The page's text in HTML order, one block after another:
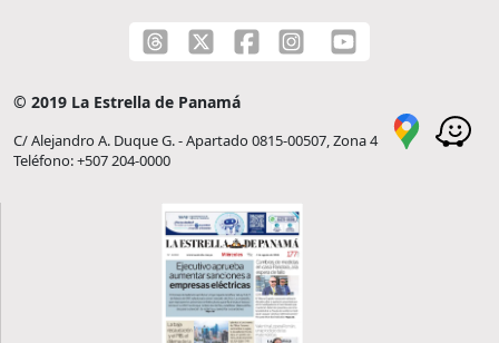
© 2019 La Estrella de Panamá
C/ Alejandro A. Duque G. - Apartado 0815-00507, Zona 4
Teléfono: +507 204-0000